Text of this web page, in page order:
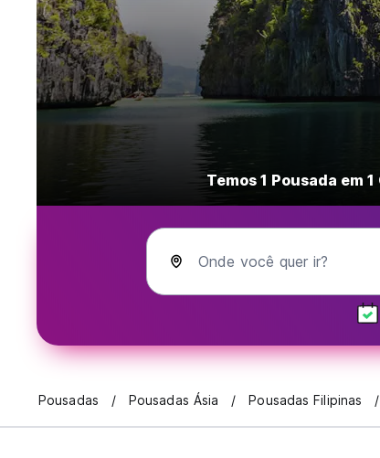
Temos 1 Pousada em
Onde você quer ir?
Pousadas Pousadas Ásia Pousadas Filipinas